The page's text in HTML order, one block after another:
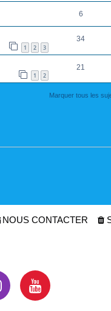
6
1 2 3
34
1 2
21
Marquer tous les
NOUS CONTACTER